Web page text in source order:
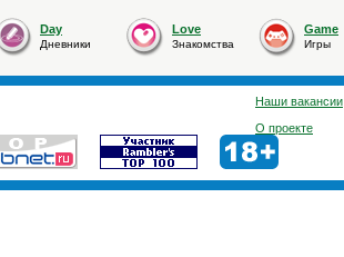
Day
Дневники
Love
Знакомства
Game
Игры
Наши вакансии
О проекте